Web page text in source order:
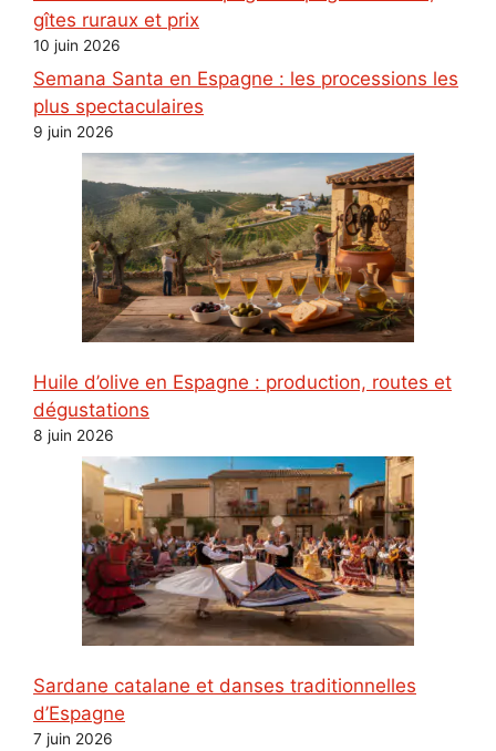
gîtes ruraux et prix
10 juin 2026
Semana Santa en Espagne : les processions les
plus spectaculaires
9 juin 2026
Huile d’olive en Espagne : production, routes et
dégustations
8 juin 2026
Sardane catalane et danses traditionnelles
d’Espagne
7 juin 2026